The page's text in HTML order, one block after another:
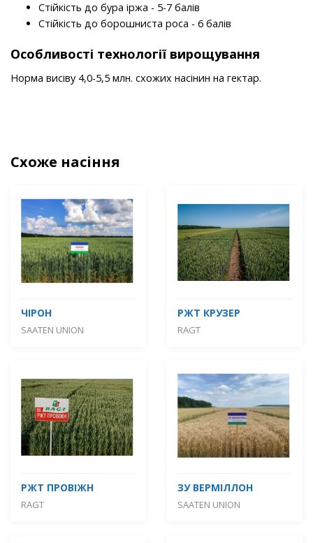
Стійкість до бура іржа - 5-7 балів
Стійкість до борошниста роса - 6 балів
Особливості технології вирощування
Норма висіву 4,0-5,5 млн. схожих насінин на гектар.
Схоже насіння
ЧІРОН
SAATEN UNION
РЖТ КРУЗЕР
RAGT
РЖТ ПРОВІЖН
RAGT
ЗУ ВЕРМІЛЛОН
SAATEN UNION